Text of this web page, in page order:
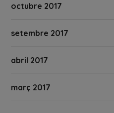
octubre 2017
setembre 2017
abril 2017
març 2017